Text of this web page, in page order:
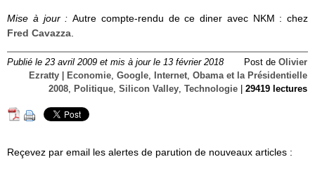
Mise à jour : Autre compte-rendu de ce diner avec NKM : chez
Fred Cavazza
Publié le 23 avril 2009 et mis à jour le 13 février 2018 Post de Olivier
Ezratty
Economie Google Internet Obama et la Présidentielle
2008
Politique Silicon Valley Technologie 29419 lectures
Reçevez par email les alertes de parution de nouveaux articles :